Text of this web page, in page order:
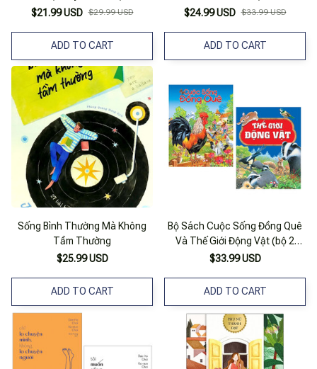
$21.99 USD $29.99 USD
ADD TO CART
$24.99 USD $33.99 USD
ADD TO CART
Sống Bình Thường Mà Không
Tầm Thường
$25.99 USD
ADD TO CART
Bộ Sách Cuộc Sống Đồng Quê
Và Thế Giới Động Vật (bộ 2
Cuốn)
$33.99 USD
ADD TO CART